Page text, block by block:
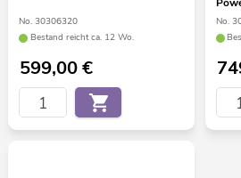
No. 30306320
Bestand reicht ca. 12 Wo.
599,00€
No.